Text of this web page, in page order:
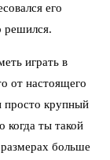
его
решился.
играть в
от настоящего
просто крупный
когда ты такой
больше